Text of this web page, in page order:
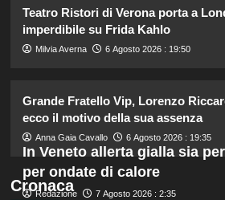
2
Rihanna in
tornata in
3
Soraya: “Ho
silenzio
Emma ed Elisa:
emozionanti in
Teatro Ristori di Verona porta a
imperdibile su Frida Kahlo
Milvia Averna 6 Agosto 2026 : 19:50
Grande Fratello Vip, Lorenzo
ecco il motivo della sua assenza
Anna Gaia Cavallo 6 Agosto 2026 : 19:35
Cronaca
In Veneto allerta gialla sia
per ondate di calore
Redazione 7 Agosto 2026 : 2:35